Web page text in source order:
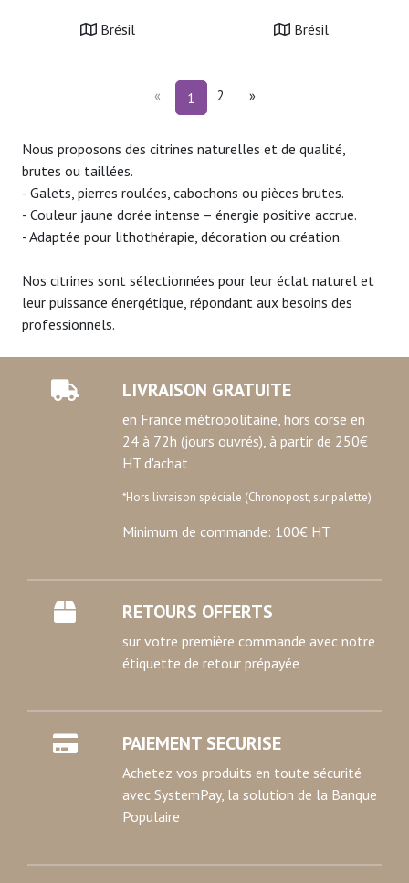
Brésil Brésil
« 1 2 »
Nous proposons des citrines naturelles et de qualité,
brutes ou taillées.
- Galets, pierres roulées, cabochons ou pièces brutes.
- Couleur jaune dorée intense – énergie positive accrue.
- Adaptée pour lithothérapie, décoration ou création.
Nos citrines sont sélectionnées pour leur éclat naturel et
leur puissance énergétique, répondant aux besoins des
professionnels.
LIVRAISON GRATUITE
en France métropolitaine, hors corse en
24 à 72h (jours ouvrés), à partir de 250€
HT d'achat
*Hors livraison spéciale (Chronopost, sur palette)
Minimum de commande: 100€ HT
RETOURS OFFERTS
sur votre première commande avec notre
étiquette de retour prépayée
PAIEMENT SECURISE
Achetez vos produits en toute sécurité
avec SystemPay, la solution de la Banque
Populaire